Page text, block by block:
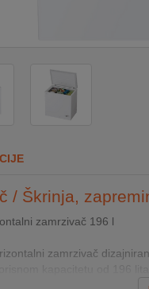
/ Škrinja,
zamrzivač 196 l
zamrzivač